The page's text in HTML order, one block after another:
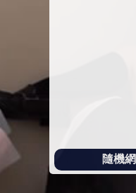
隨機